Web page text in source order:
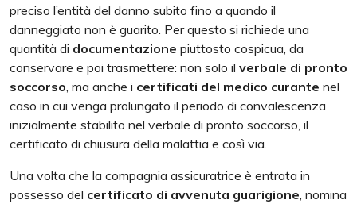
preciso l’entità del danno subito fino a quando il
danneggiato non è guarito. Per questo si richiede una
quantità di documentazione piuttosto cospicua, da
conservare e poi trasmettere: non solo il verbale di pronto
soccorso , ma anche i certificati del medico curante nel
caso in cui venga prolungato il periodo di convalescenza
inizialmente stabilito nel verbale di pronto soccorso, il
certificato di chiusura della malattia e così via.
Una volta che la compagnia assicuratrice è entrata in
possesso del certificato di avvenuta guarigione , nomina